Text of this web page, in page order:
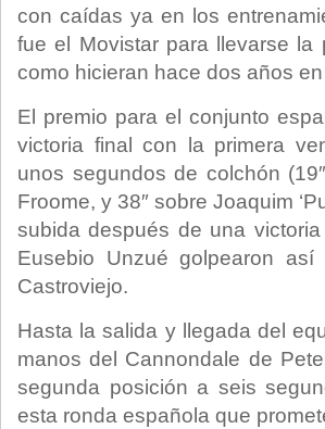
con caídas ya en los
fue el Movistar para llevarse la
como hicieran hace dos años
El premio para el conjunto
victoria final con la primera
unos segundos de colchón
Froome, y 38″ sobre Joaquim
subida después de una
Eusebio Unzué golpearon
Castroviejo.
Hasta la salida y llegada del
manos del Cannondale de
segunda posición a seis
esta ronda española que